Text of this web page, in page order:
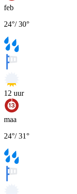
feb
24°/30°
12 uur
maa
24°/31°